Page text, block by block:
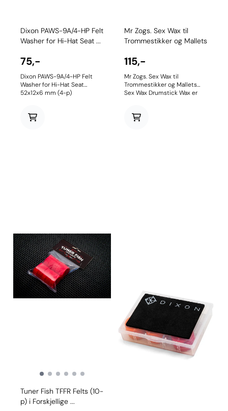
Dixon PAWS-9A/4-HP Felt
Washer for Hi-Hat Seat ...
75,-
Dixon PAWS-9A/4-HP Felt
Washer for Hi-Hat Seat
52x12x6 mm (4-p)
Mr Zogs. Sex Wax til
Trommestikker og Mallets
115,-
Mr Zogs. Sex Wax til
Trommestikker og Mallets
Sex Wax Drumstick Wax er
med over 30 års forskning har
Tuner Fish TFFR Felts (10-
p) i Forskjellige ...